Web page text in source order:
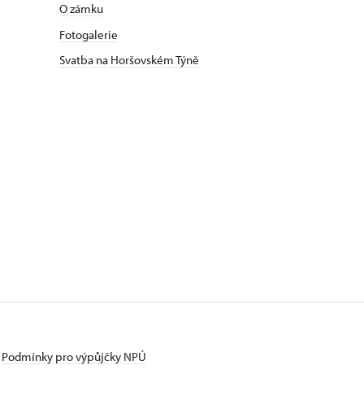
O zámku
Fotogalerie
Svatba na Horšovském Týně
Podmínky pro výpůjčky NPÚ